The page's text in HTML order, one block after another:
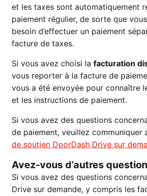
et les taxes sont automatiquement
paiement régulier, de sorte que vous
besoin d’effectuer un paiement
facture de taxes.
Si vous avez choisi la facturation
vous reporter à la facture de
vous a été envoyée pour connaître
et les instructions de paiement.
Si vous avez des questions
de paiement, veuillez communiquer
de soutien DoorDash Drive sur
Avez-vous d’autres
Si vous avez des questions
Drive sur demande, y compris les